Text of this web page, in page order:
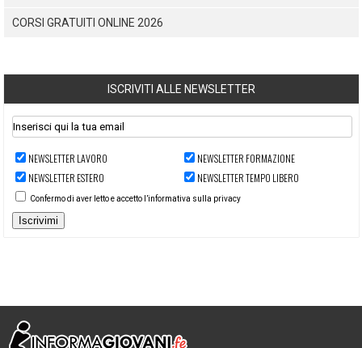
CORSI GRATUITI ONLINE 2026
ISCRIVITI ALLE NEWSLETTER
NEWSLETTER LAVORO
NEWSLETTER FORMAZIONE
NEWSLETTER ESTERO
NEWSLETTER TEMPO LIBERO
Confermo di aver letto e accetto l’informativa sulla privacy
Iscrivimi